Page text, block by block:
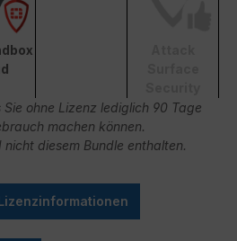
ohne Lizenz lediglich 90 Tage
machen können.
diesem Bundle enthalten.